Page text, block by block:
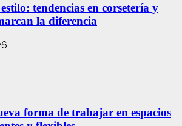
tendencias en corsetería y
la diferencia
forma de trabajar en espacios